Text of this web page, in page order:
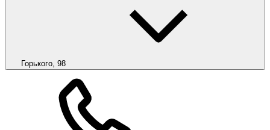
Горького, 98